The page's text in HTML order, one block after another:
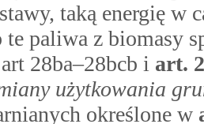
taką energię w
paliwa z biomasy
28ba–28bcb i art.
użytkowania
określone w